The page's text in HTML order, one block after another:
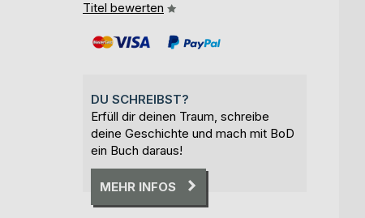
Titel bewerten
DU SCHREIBST?
Erfüll dir deinen Traum, schreibe
deine Geschichte und mach mit BoD
ein Buch daraus!
MEHR INFOS